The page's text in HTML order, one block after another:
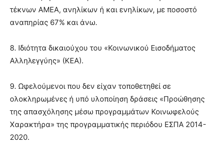
τέκνων ΑΜΕΑ, ανηλίκων ή και ενηλίκων, με ποσοστό
αναπηρίας 67% και άνω.
8. Ιδιότητα δικαιούχου του «Κοινωνικού Εισοδήματος
Αλληλεγγύης» (ΚΕΑ).
9. Ωφελούμενοι που δεν είχαν τοποθετηθεί σε
ολοκληρωμένες ή υπό υλοποίηση δράσεις «Προώθησης
της απασχόλησης μέσω προγραμμάτων Κοινωφελούς
Χαρακτήρα» της προγραμματικής περιόδου ΕΣΠΑ 2014-
2020.